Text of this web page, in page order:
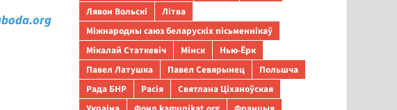
Лявон Вольскі
Літва
Міжнародны саюз беларускіх пісьменнікаў
Мікалай Статкевіч
Мінск
Нью-Ёрк
Павел Латушка
Павел Севярынец
Польшча
Рада БНР
Расія
Святлана Ціханоўская